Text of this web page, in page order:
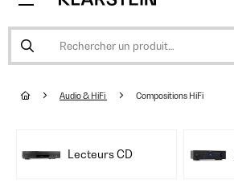
Audio & HiFi Compositions HiFi
Lecteurs CD